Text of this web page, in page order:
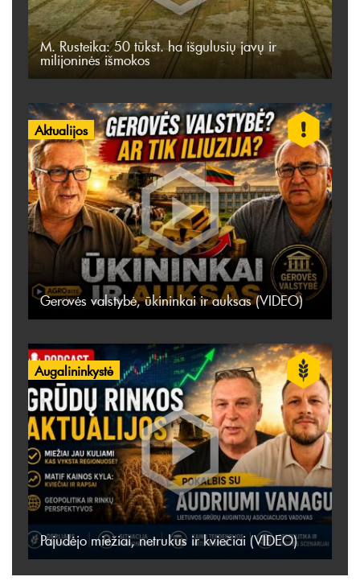
M. Rusteika: 50 tūkst. ha išgulusių javų ir
milijoninės išmokos
Aktualijos
Gerovės valstybė, ūkininkai ir auksas (VIDEO)
Augalininkystė
Pajudėjo miežiai, netrukus ir kviečiai (VIDEO)